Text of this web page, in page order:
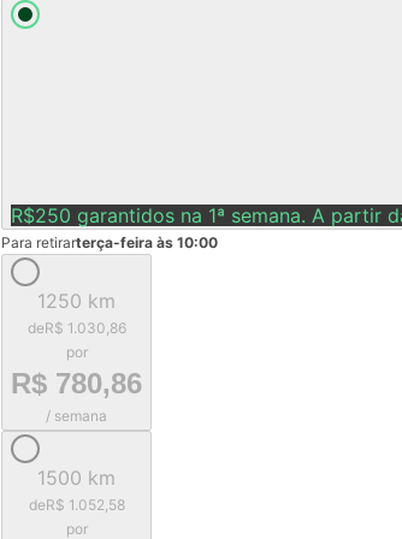
R$250 garantidos na 1ª semana. A partir
Para retirarterça-feira às 10:00
1250 km
deR$ 1.030,86
por
R$ 780,86
/ semana
1500 km
deR$ 1.052,58
por